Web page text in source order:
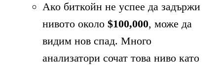
Ако биткойн не успее да задържи
нивото около$100,000, може да
видим нов спад. Много
анализатори сочат това ниво като